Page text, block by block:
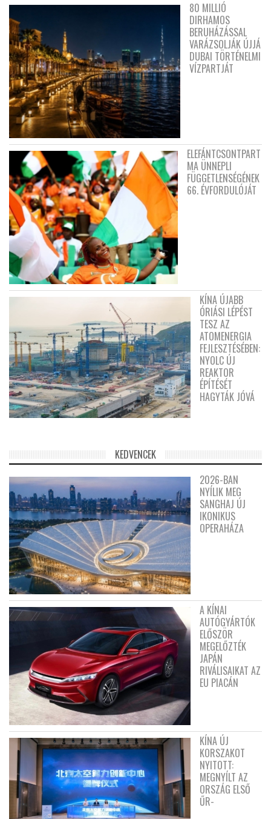
80 MILLIÓ
DIRHAMOS
BERUHÁZÁSSAL
VARÁZSOLJÁK ÚJJÁ
DUBAI TÖRTÉNELMI
VÍZPARTJÁT
ELEFÁNTCSONTPART
MA ÜNNEPLI
FÜGGETLENSÉGÉNEK
66. ÉVFORDULÓJÁT
KÍNA ÚJABB
ÓRIÁSI LÉPÉST
TESZ AZ
ATOMENERGIA
FEJLESZTÉSÉBEN:
NYOLC ÚJ
REAKTOR
ÉPÍTÉSÉT
HAGYTÁK JÓVÁ
KEDVENCEK
2026-BAN
NYÍLIK MEG
SANGHAJ ÚJ
IKONIKUS
OPERAHÁZA
A KÍNAI
AUTÓGYÁRTÓK
ELŐSZÖR
MEGELŐZTÉK
JAPÁN
RIVÁLISAIKAT AZ
EU PIACÁN
KÍNA ÚJ
KORSZAKOT
NYITOTT:
MEGNYÍLT AZ
ORSZÁG ELSŐ
ŰR-